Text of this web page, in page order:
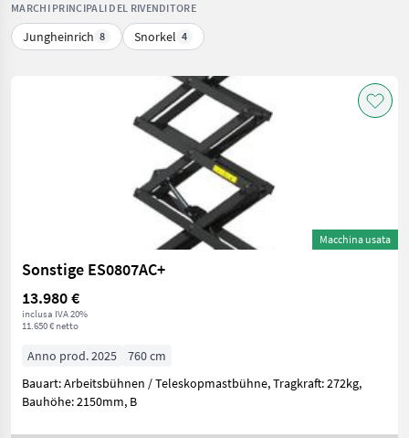
MARCHI PRINCIPALI DEL RIVENDITORE
Jungheinrich 8 Snorkel 4
Macchina usata
Sonstige ES0807AC+
13.980 €
inclusa IVA 20%
11.650 € netto
Anno prod. 2025
760 cm
Bauart: Arbeitsbühnen / Teleskopmastbühne, Tragkraft: 272kg,
Bauhöhe: 2150mm, B